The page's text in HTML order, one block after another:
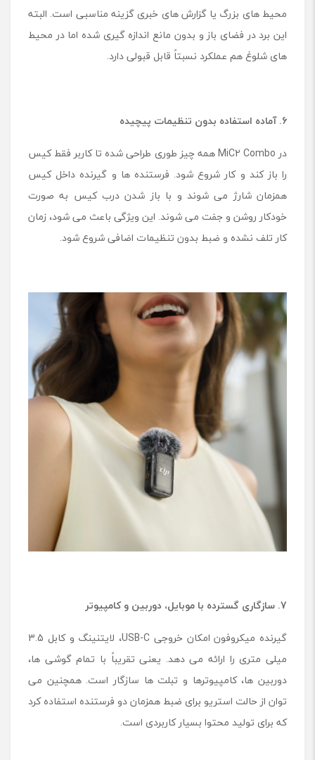
محیط های بزرگ یا گزارش های خبری گزینه مناسبی است. البته
این برد در فضای باز و بدون مانع اندازه گیری شده اما در محیط
های شلوغ هم عملکرد نسبتاً قابل قبولی دارد.
6. آماده استفاده بدون تنظیمات پیچیده
در MiC2 Combo همه چیز طوری طراحی شده تا کاربر فقط کیس
را باز کند و کار شروع شود. فرستنده ها و گیرنده داخل کیس
همزمان شارژ می شوند و با باز شدن درب کیس به صورت
خودکار روشن و جفت می شوند. این ویژگی باعث می شود، زمان
کار تلف نشده و ضبط بدون تنظیمات اضافی شروع شود.
7. سازگاری گسترده با موبایل، دوربین و کامپیوتر
گیرنده میکروفون امکان خروجی USB-C، لایتنینگ و کابل 3.5
میلی متری را ارائه می دهد. یعنی تقریباً با تمام گوشی ها،
دوربین ها، کامپیوترها و تبلت ها سازگار است. همچنین می
توان از حالت استریو برای ضبط همزمان دو فرستنده استفاده کرد
که برای تولید محتوا بسیار کاربردی است.